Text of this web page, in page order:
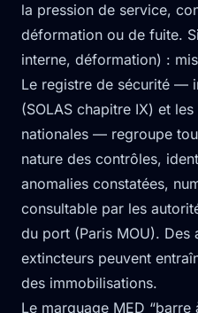
la pression de service,
déformation ou de fuite.
interne, déformation) :
Le registre de sécurité —
(SOLAS chapitre IX) et
nationales — regroupe
nature des contrôles,
anomalies constatées,
consultable par les
du port (Paris MOU). Des
extincteurs peuvent
des immobilisations.
Le marquage MED “barre